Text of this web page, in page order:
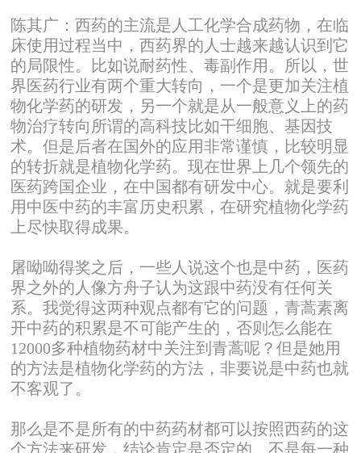
陈其广：西药的主流是人工化学合成药物，在临
床使用过程当中，西药界的人士越来越认识到它
的局限性。比如说耐药性、毒副作用。所以，世
界医药行业有两个重大转向，一个是更加关注植
物化学药的研发，另一个就是从一般意义上的药
物治疗转向所谓的高科技比如干细胞、基因技
术。但是后者在国外的应用非常谨慎，比较明显
的转折就是植物化学药。现在世界上几个领先的
医药跨国企业，在中国都有研发中心。就是要利
用中医中药的丰富历史积累，在研究植物化学药
上尽快取得成果。
屠呦呦得奖之后，一些人说这个也是中药，医药
界之外的人像方舟子认为这跟中药没有任何关
系。我觉得这两种观点都有它的问题，青蒿素离
开中药的积累是不可能产生的，否则怎么能在
12000多种植物药材中关注到青蒿呢？但是她用
的方法是植物化学药的方法，非要说是中药也就
不客观了。
那么是不是所有的中药药材都可以按照西药的这
个方法来研发，结论肯定是否定的。不是每一种